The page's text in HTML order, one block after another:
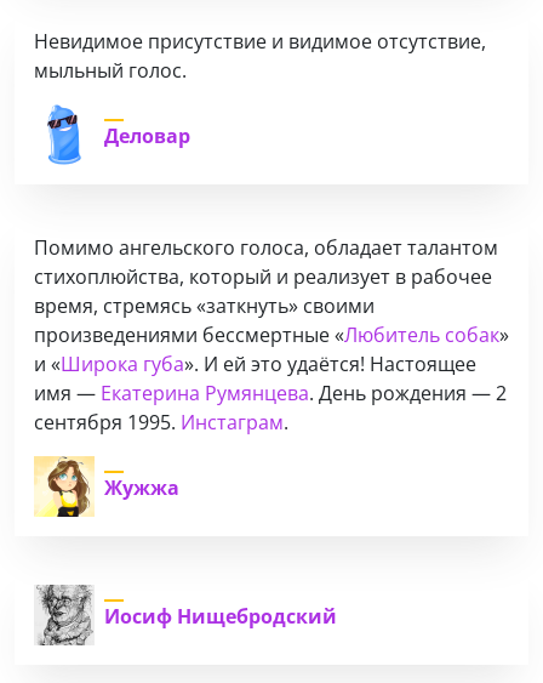
Невидимое присутствие и видимое отсутствие,
мыльный голос.
Деловар
Помимо ангельского голоса, обладает талантом
стихоплюйства, который и реализует в рабочее
время, стремясь «заткнуть» своими
произведениями бессмертные «Любитель собак»
и «Широка губа». И ей это удаётся! Настоящее
имя — Екатерина Румянцева. День рождения — 2
сентября 1995. Инстаграм.
Жужжа
Иосиф Нищебродский